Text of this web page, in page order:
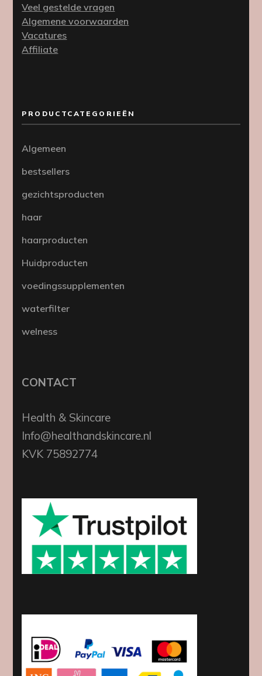
Veel gestelde vragen
Algemene voorwaarden
Vacatures
Affiliate
PRODUCTCATEGORIEËN
Algemeen
bestsellers
gezichtsproducten
haar
haarproducten
Huidproducten
voedingssupplementen
waterfilter
welness
CONTACT
Health & Skincare
Info@healthandskincare.nl
KVK 75892774